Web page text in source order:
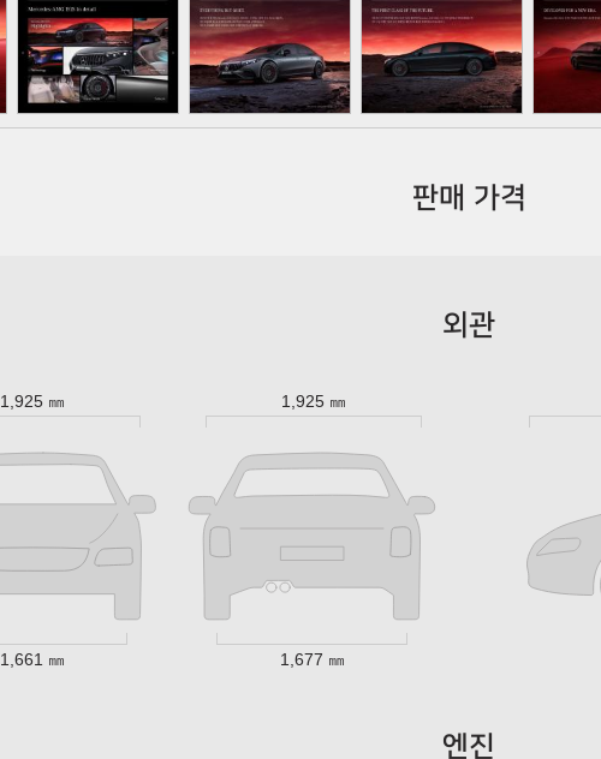
판매 가격
외관
1,925 ㎜ 1,925 ㎜
1,661 ㎜ 1,677 ㎜
엔진